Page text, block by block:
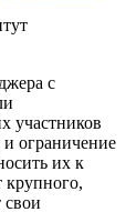
с
участников
ограничение
их к
крупного,
свои